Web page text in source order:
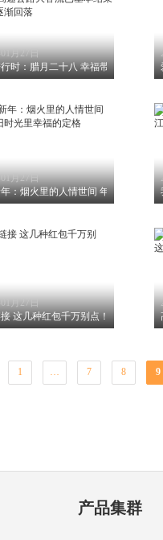
月27日
时：腊月二十八 幸福带回家 高速公
月27日
：烟火里的人情世间 年味是旧时光
月27日
这几种红包千万别点！
1 … 7 8 9
产品集群